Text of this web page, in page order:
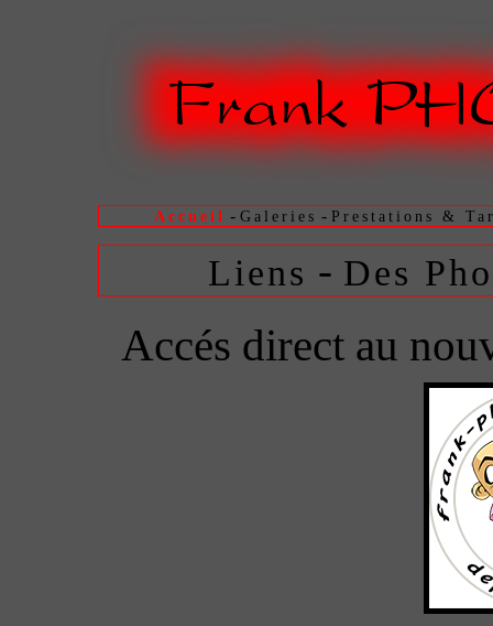
Accueil - Galeries - Prestations &
Liens - Des
Accés direct au